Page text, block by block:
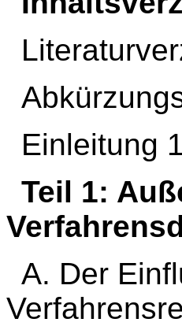
Einleitung 1
Teil 1:
A. Der